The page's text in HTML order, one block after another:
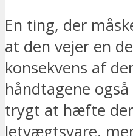
En ting, der
at den vejer en
konsekvens af
håndtagene
trygt at hæfte
letvægtsvare,